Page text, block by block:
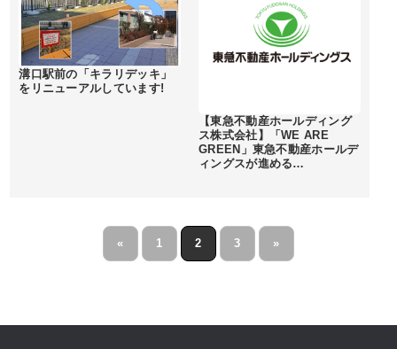
溝口駅前の「キラリデッキ」
をリニューアルしています!
【東急不動産ホールディング
ス株式会社】「WE ARE
GREEN」東急不動産ホールデ
ィングスが進める…
« 1 2 3 »